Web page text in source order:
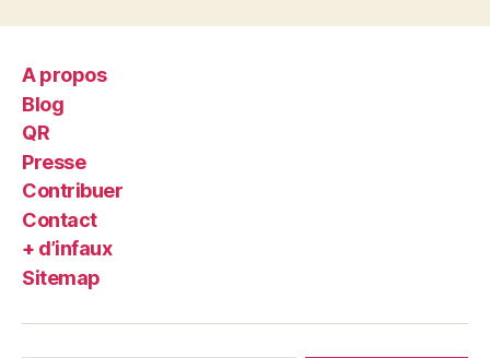
A propos
Blog
QR
Presse
Contribuer
Contact
+ d’infaux
Sitemap